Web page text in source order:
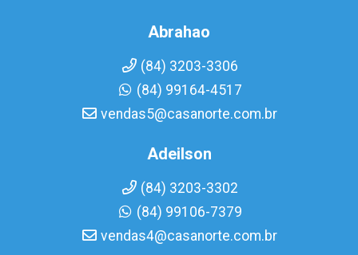
Abrahao
(84) 3203-3306
(84) 99164-4517
vendas5@casanorte.com.br
Adeilson
(84) 3203-3302
(84) 99106-7379
vendas4@casanorte.com.br